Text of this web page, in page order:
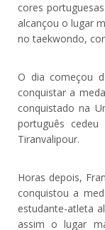
cores
alcançou o lugar
no taekwondo,
O dia começou
conquistar a
conquistado na
português
Tiranvalipour.
Horas depois,
conquistou a
estudante-atleta
assim o lugar